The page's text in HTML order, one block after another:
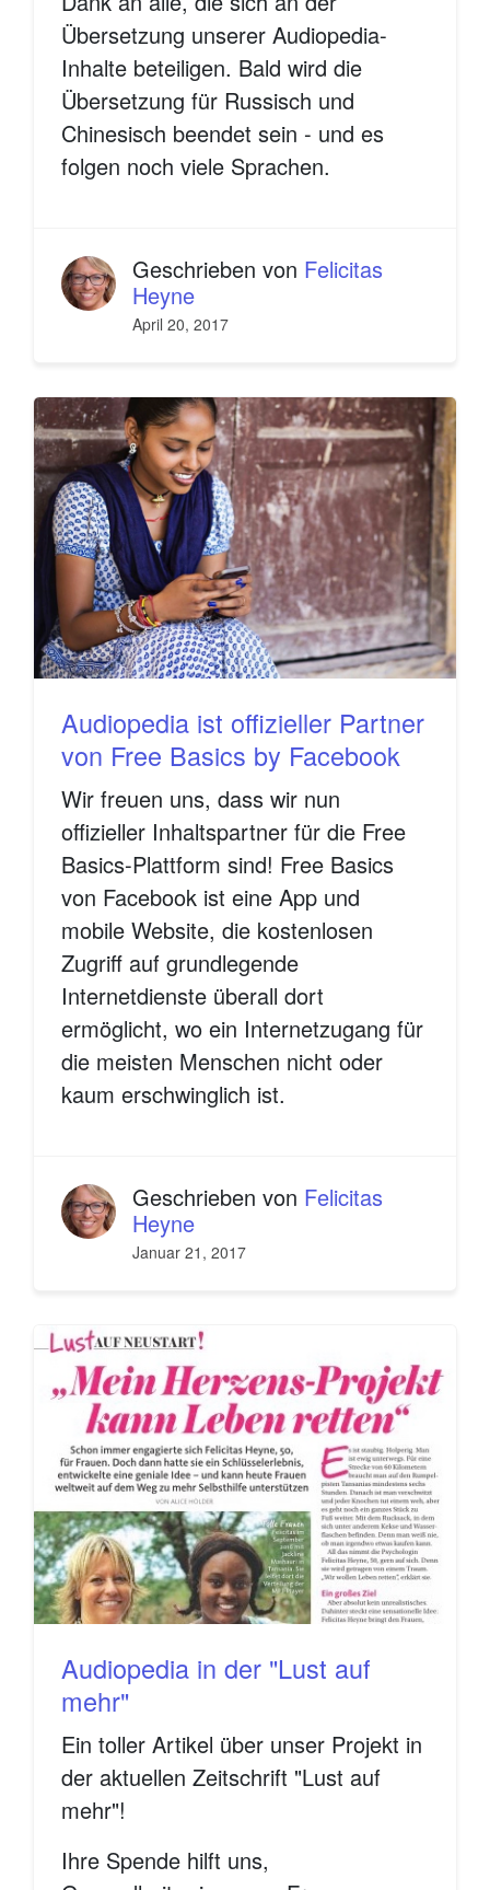
Übersetzung unserer Audiopedia-
Inhalte beteiligen. Bald wird die
Übersetzung für Russisch und
Chinesisch beendet sein - und es
folgen noch viele Sprachen.
Geschrieben von Felicitas
Heyne
April 20, 2017
Audiopedia ist offizieller Partner
von Free Basics by Facebook
Wir freuen uns, dass wir nun
offizieller Inhaltspartner für die Free
Basics-Plattform sind! Free Basics
von Facebook ist eine App und
mobile Website, die kostenlosen
Zugriff auf grundlegende
Internetdienste überall dort
ermöglicht, wo ein Internetzugang für
die meisten Menschen nicht oder
kaum erschwinglich ist.
Geschrieben von Felicitas
Heyne
Januar 21, 2017
Audiopedia in der "Lust auf
mehr"
Ein toller Artikel über unser Projekt in
der aktuellen Zeitschrift "Lust auf
mehr"!
Ihre Spende hilft uns,